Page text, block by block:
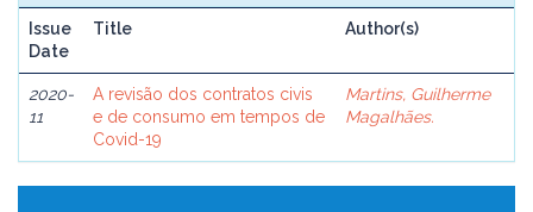
Issue
Date
Title Author(s)
2020-
11
A revisão dos contratos civis
e de consumo em tempos de
Covid-19
Martins, Guilherme
Magalhães.